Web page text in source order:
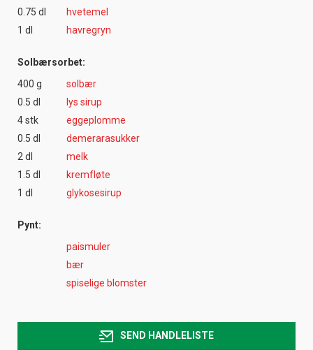
0.75 dl
hvetemel
1 dl
havregryn
Solbærsorbet:
400 g
solbær
0.5 dl
lys sirup
4 stk
eggeplomme
0.5 dl
demerarasukker
2 dl
melk
1.5 dl
kremfløte
1 dl
glykosesirup
Pynt:
paismuler
bær
spiselige blomster
SEND HANDLELISTE